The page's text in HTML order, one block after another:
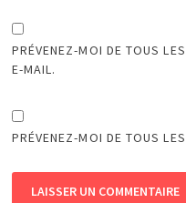
PRÉVENEZ-MOI DE TOUS
E-MAIL.
PRÉVENEZ-MOI DE TOUS